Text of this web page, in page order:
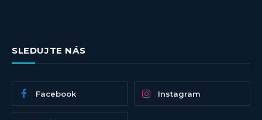
SLEDUJTE NÁS
Facebook Instagram